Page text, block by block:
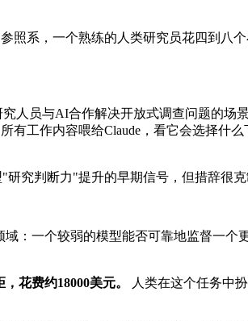
照系，一个熟练的人类研究员花四到八
人员与AI合作解决开放式调查问题的场
工作内容喂给Claude，看它会选择什么
究判断力"提升的早期信号，但措辞很克
：一个较弱的模型能否可靠地监督一个
花费约18000美元。
人类在这个任务中